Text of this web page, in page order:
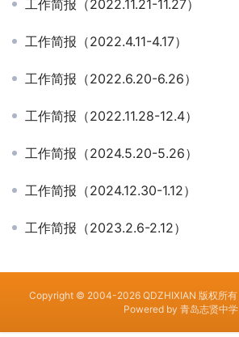
工作简报（2022.11.21-11.27）
工作简报（2022.4.11-4.17）
工作简报（2022.6.20-6.26）
工作简报（2022.11.28-12.4）
工作简报（2024.5.20-5.26）
工作简报（2024.12.30-1.12）
工作简报（2023.2.6-2.12）
Copyright © 2004-2026 QDZHIXIAN 版权所有
Powered by 青岛志贤中学